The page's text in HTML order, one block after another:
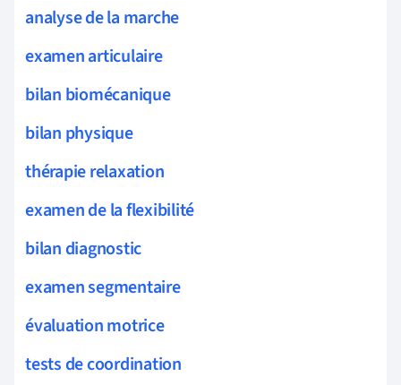
analyse de la marche
examen articulaire
bilan biomécanique
bilan physique
thérapie relaxation
examen de la flexibilité
bilan diagnostic
examen segmentaire
évaluation motrice
tests de coordination